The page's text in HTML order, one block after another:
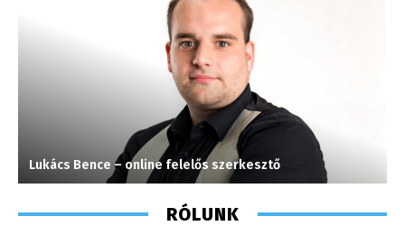
Lukács Bence – online felelős szerkesztő
RÓLUNK